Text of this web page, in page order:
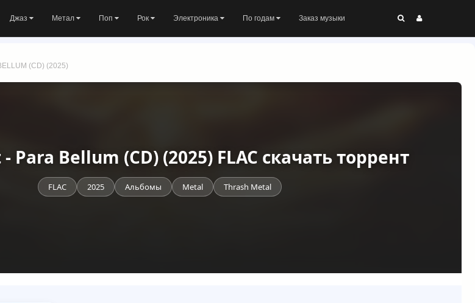
Джаз Метал Поп Рок Электроника По годам Заказ музыки
(CD) (2025)
Para Bellum (CD) (2025) FLAC скачать торрент
FLAC 2025 Альбомы Metal Thrash Metal